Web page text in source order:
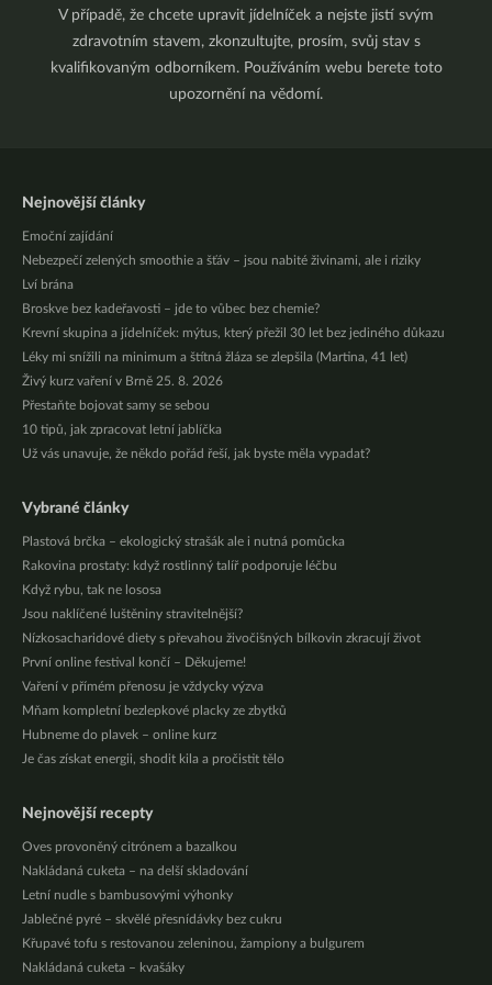
V případě, že chcete upravit jídelníček a nejste jistí svým
zdravotním stavem, zkonzultujte, prosím, svůj stav s
kvalifikovaným odborníkem. Používáním webu berete toto
upozornění na vědomí.
Nejnovější články
Emoční zajídání
Nebezpečí zelených smoothie a šťáv – jsou nabité živinami, ale i riziky
Lví brána
Broskve bez kadeřavosti – jde to vůbec bez chemie?
Krevní skupina a jídelníček: mýtus, který přežil 30 let bez jediného důkazu
Léky mi snížili na minimum a štítná žláza se zlepšila (Martina, 41 let)
Živý kurz vaření v Brně 25. 8. 2026
Přestaňte bojovat samy se sebou
10 tipů, jak zpracovat letní jablíčka
Už vás unavuje, že někdo pořád řeší, jak byste měla vypadat?
Vybrané články
Plastová brčka – ekologický strašák ale i nutná pomůcka
Rakovina prostaty: když rostlinný talíř podporuje léčbu
Když rybu, tak ne lososa
Jsou naklíčené luštěniny stravitelnější?
Nízkosacharidové diety s převahou živočišných bílkovin zkracují život
První online festival končí – Děkujeme!
Vaření v přímém přenosu je vždycky výzva
Mňam kompletní bezlepkové placky ze zbytků
Hubneme do plavek – online kurz
Je čas získat energii, shodit kila a pročistit tělo
Nejnovější recepty
Oves provoněný citrónem a bazalkou
Nakládaná cuketa – na delší skladování
Letní nudle s bambusovými výhonky
Jablečné pyré – skvělé přesnídávky bez cukru
Křupavé tofu s restovanou zeleninou, žampiony a bulgurem
Nakládaná cuketa – kvašáky